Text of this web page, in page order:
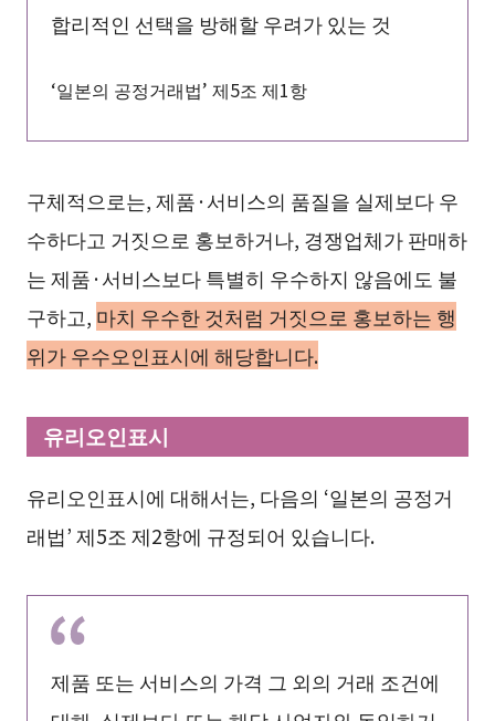
합리적인 선택을 방해할 우려가 있는 것
‘일본의 공정거래법’ 제5조 제1항
구체적으로는, 제품·서비스의 품질을 실제보다 우
수하다고 거짓으로 홍보하거나, 경쟁업체가 판매하
는 제품·서비스보다 특별히 우수하지 않음에도 불
구하고, 마치 우수한 것처럼 거짓으로 홍보하는 행
위가 우수오인표시에 해당합니다.
유리오인표시
유리오인표시에 대해서는, 다음의 ‘일본의 공정거
래법’ 제5조 제2항에 규정되어 있습니다.
제품 또는 서비스의 가격 그 외의 거래 조건에